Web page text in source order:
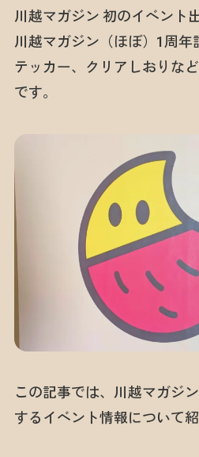
川越マガジン 初のイベント
川越マガジン（ほぼ）1周年
テッカー、クリアしおりな
です。
この記事では、川越マガジ
するイベント情報について紹